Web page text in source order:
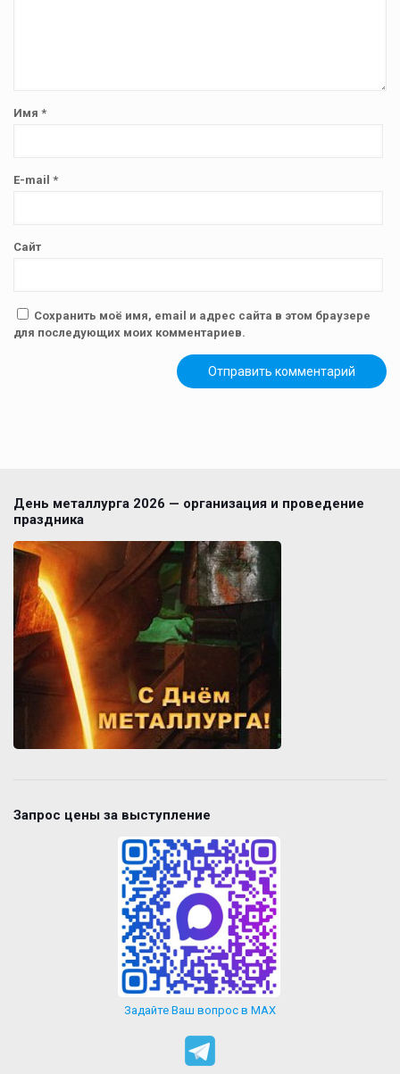
Имя *
E-mail *
Сайт
Сохранить моё имя, email и адрес сайта в этом браузере
для последующих моих комментариев.
День металлурга 2026 — организация и проведение
праздника
Запрос цены за выступление
Задайте Ваш вопрос в MAX